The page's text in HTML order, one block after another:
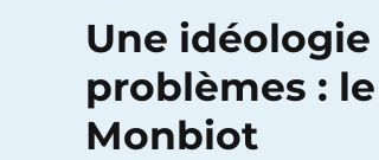
Une
problèmes :
Monbiot